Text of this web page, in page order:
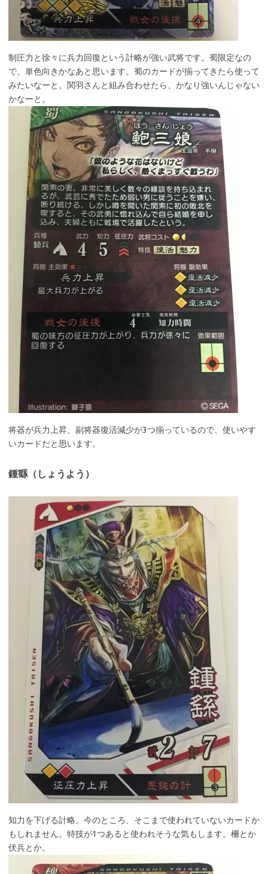
制圧力と徐々に兵力回復という計略が強い武将です。蜀限定なの
で、単色向きかなあと思います。蜀のカードが揃ってきたら使って
みたいなーと。関羽さんと組み合わせたら、かなり強いんじゃない
かなーと。
将器が兵力上昇、副将器復活減少が3つ揃っているので、使いやす
いカードだと思います。
鍾繇（しょうよう）
知力を下げる計略。今のところ、そこまで使われていないカードか
もしれません。特技が1つあると使われそうな気もします。柵とか
伏兵とか。